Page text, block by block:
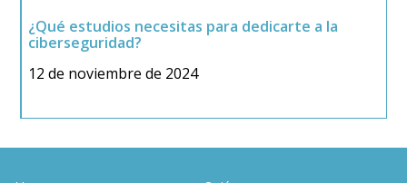
¿Qué estudios necesitas para dedicarte a la
ciberseguridad?
12 de noviembre de 2024